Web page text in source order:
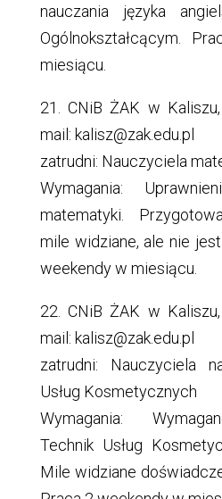
nauczania języka
Ogólnokształcącym.
miesiącu.
21. CNiB ŻAK w
mail: kalisz@zak.edu.pl
zatrudni: Nauczyciela
Wymagania:
matematyki.
mile widziane, ale nie
weekendy w miesiącu.
22. CNiB ŻAK w
mail: kalisz@zak.edu.pl
zatrudni: Nauczyciela
Usług Kosmetycznych
Wymagania:
Technik Usług
Mile widziane